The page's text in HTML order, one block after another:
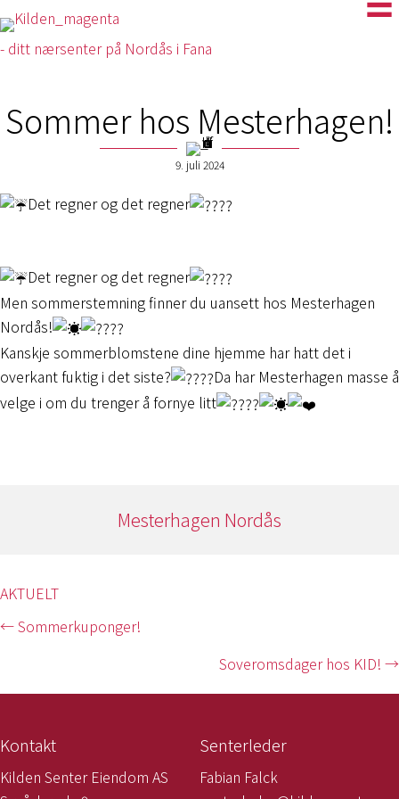
- ditt nærsenter på Nordås i Fana
Sommer hos Mesterhagen!
9. juli 2024
Det regner og det regner
Det regner og det regner
Men sommerstemning finner du uansett hos Mesterhagen
Nordås!
Kanskje sommerblomstene dine hjemme har hatt det i
overkant fuktig i det siste?
Da har Mesterhagen masse å
velge i om du trenger å fornye litt
Mesterhagen Nordås
AKTUELT
Posts
← Sommerkuponger!
Soveromsdager hos KID! →
Kontakt
Kilden Senter Eiendom AS
Senterleder
Fabian Falck